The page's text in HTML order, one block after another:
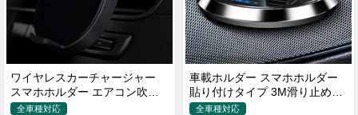
ワイヤレスカーチャージャー
スマホホルダー エアコン吹き
出し口/ 貼り付け
全車種対応
車載ホルダー スマホホルダー
貼り付けタイプ 3M滑り止めシ
リコンパッド 全機種
全車種対応